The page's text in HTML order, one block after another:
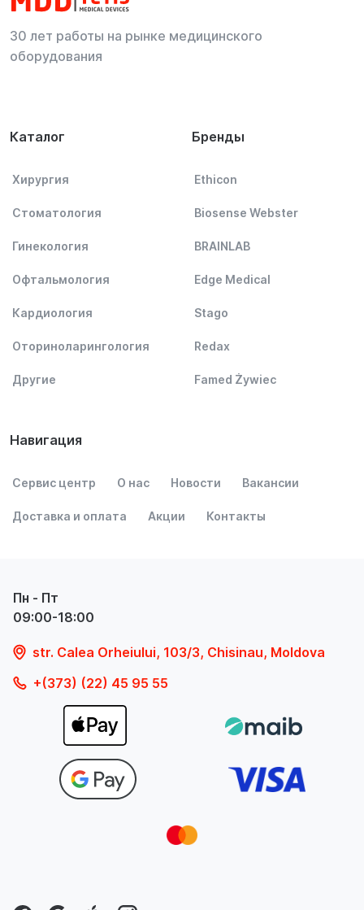
30 лет работы на рынке медицинского
оборудования
Каталог
Хирургия
Стоматология
Гинекология
Офтальмология
Кардиология
Оториноларингология
Другие
Бренды
Ethicon
Biosense Webster
BRAINLAB
Edge Medical
Stago
Redax
Famed Żywiec
Навигация
Сервис центр О нас Новости Вакансии
Доставка и оплата Акции Контакты
Пн - Пт
09:00-18:00
str. Calea Orheiului, 103/3, Chisinau, Moldova
+(373) (22) 45 95 55